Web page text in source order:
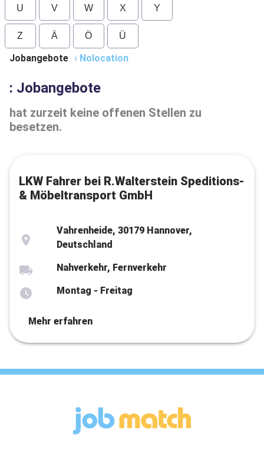
U V W X Y
Z Ä Ö Ü
Jobangebote › Nolocation
: Jobangebote
hat zurzeit keine offenen Stellen zu
besetzen.
LKW Fahrer bei R.Walterstein Speditions-
& Möbeltransport GmbH
Vahrenheide, 30179 Hannover,
Deutschland
Nahverkehr, Fernverkehr
Montag - Freitag
Mehr erfahren